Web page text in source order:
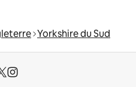
Yorkshire du Sud